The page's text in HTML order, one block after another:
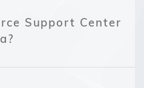
Support Center